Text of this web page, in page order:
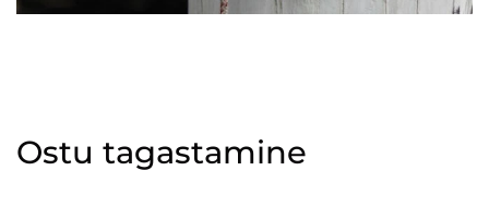
Ostu tagastamine